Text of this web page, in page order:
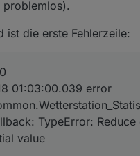
problemlos).
ist die erste Fehlerzeile:
01:03:00.039 error
TypeError:
value